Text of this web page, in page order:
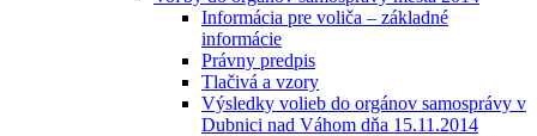
Informácia pre voliča – základné
informácie
Právny predpis
Tlačivá a vzory
Výsledky volieb do orgánov samosprávy v
Dubnici nad Váhom dňa 15.11.2014